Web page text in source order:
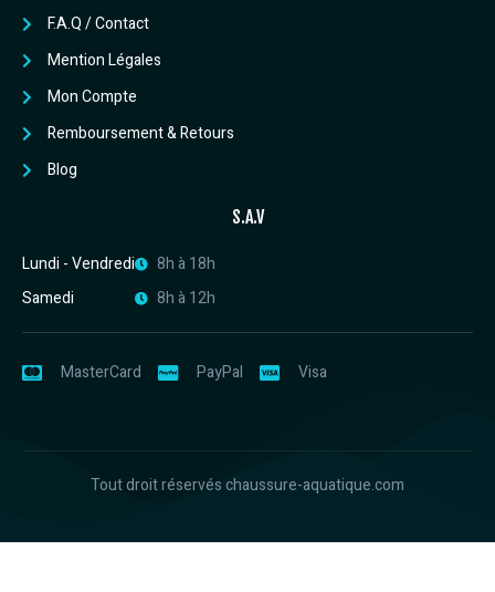
F.A.Q / Contact
Mention Légales
Mon Compte
Remboursement & Retours
Blog
S.A.V
Lundi - Vendredi
Samedi
8h à 18h
8h à 12h
MasterCard PayPal Visa
Tout droit réservés chaussure-aquatique.com